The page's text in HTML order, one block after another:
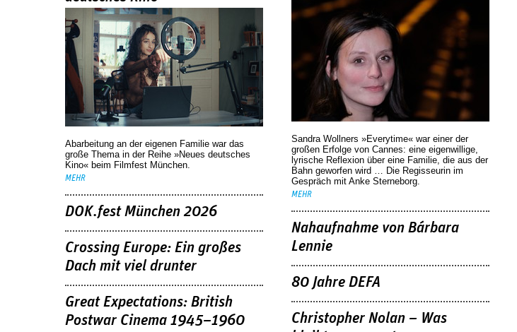
Abarbeitung an der eigenen Familie war das
große Thema in der Reihe »Neues deutsches
Kino« beim Filmfest München.
MEHR
DOK.fest München 2026
Crossing Europe: Ein großes
Dach mit viel drunter
Great Expectations: British
Postwar Cinema 1945–1960
Sandra Wollners »Everytime« war einer der
großen Erfolge von Cannes: eine eigenwillige,
lyrische Reflexion über eine ­Familie, die aus der
Bahn geworfen wird … Die Regisseurin im
Gespräch mit Anke Sterneborg.
MEHR
Nahaufnahme von Bárbara
Lennie
80 Jahre DEFA
Christopher Nolan – Was